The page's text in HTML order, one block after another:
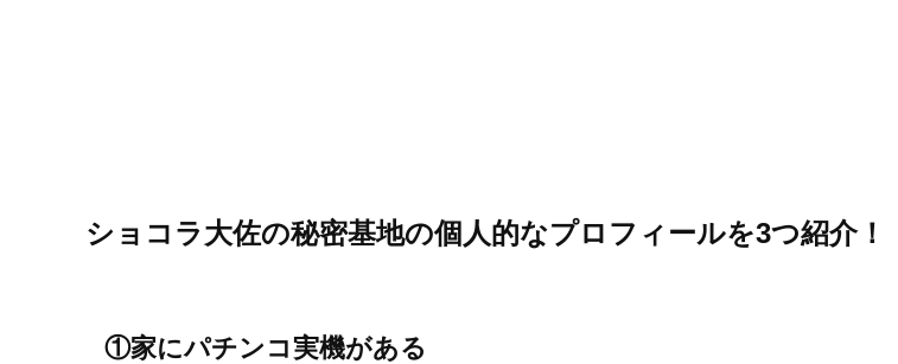
ショコラ大佐の秘密基地の個人的なプロフィールを3つ紹介！
①家にパチンコ実機がある